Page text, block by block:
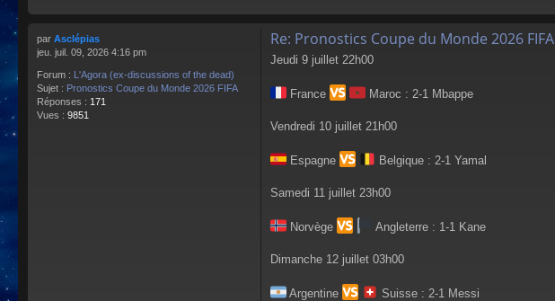
par Asclépias
jeu. juil. 09, 2026 4:16 pm
Forum : L'Agora (ex-discussions of the dead)
Sujet : Pronostics Coupe du Monde 2026 FIFA
Réponses : 171
Vues : 9851
Re: Pronostics Coupe du Monde 2026 FIFA
Jeudi 9 juillet 22h00
France Maroc : 2-1 Mbappe
Vendredi 10 juillet 21h00
Espagne Belgique : 2-1 Yamal
Samedi 11 juillet 23h00
Norvège Angleterre : 1-1 Kane
Dimanche 12 juillet 03h00
Argentine Suisse : 2-1 Messi